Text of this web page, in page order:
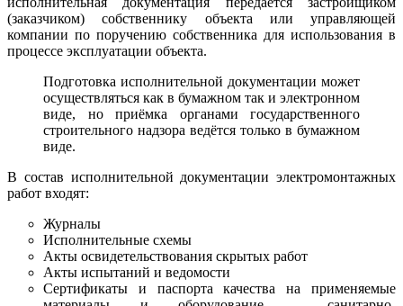
(заказчиком) собственнику объекта или управляющей
компании по поручению собственника для использования в
процессе эксплуатации объекта.
Подготовка исполнительной документации может
осуществляться как в бумажном так и электронном
виде, но приёмка органами государственного
строительного надзора ведётся только в бумажном
виде.
В состав исполнительной документации электромонтажных
работ входят:
Журналы
Исполнительные схемы
Акты освидетельствования скрытых работ
Акты испытаний и ведомости
Сертификаты и паспорта качества на применяемые